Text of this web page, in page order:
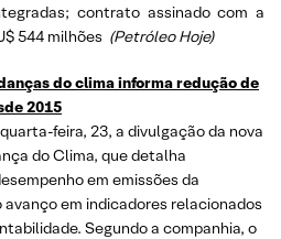
contrato assinado com a
544 milhões (Petróleo Hoje)
do clima informa redução de
2015
feira, 23, a divulgação da nova
do Clima, que detalha
em emissões da
em indicadores relacionados
Segundo a companhia, o